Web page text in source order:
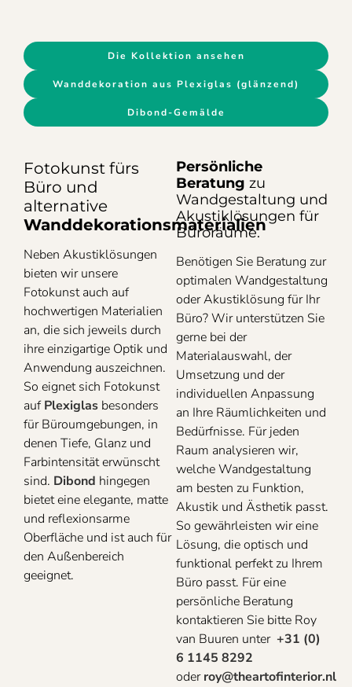
Die Kollektion ansehen
Wanddekoration aus Plexiglas (glänzend)
Dibond-Gemälde
Fotokunst fürs
Büro und
alternative
Wanddekorationsmaterialien
Neben Akustiklösungen
bieten wir unsere
Fotokunst auch auf
hochwertigen Materialien
an, die sich jeweils durch
ihre einzigartige Optik und
Anwendung auszeichnen.
So eignet sich Fotokunst
aufPlexiglasbesonders
für Büroumgebungen, in
denen Tiefe, Glanz und
Farbintensität erwünscht
sind. Dibond hingegen
bietet eine elegante, matte
und reflexionsarme
Oberfläche und ist auch für
den Außenbereich
geeignet.
Persönliche
Beratung zu
Wandgestaltung und
Akustiklösungen für
Büroräume.
Benötigen Sie Beratung zur
optimalen Wandgestaltung
oder Akustiklösung für Ihr
Büro? Wir unterstützen Sie
gerne bei der
Materialauswahl, der
Umsetzung und der
individuellen Anpassung
an Ihre Räumlichkeiten und
Bedürfnisse. Für jeden
Raum analysieren wir,
welche Wandgestaltung
am besten zu Funktion,
Akustik und Ästhetik passt.
So gewährleisten wir eine
Lösung, die optisch und
funktional perfekt zu Ihrem
Büro passt. Für eine
persönliche Beratung
kontaktieren Sie bitte Roy
van Buuren unter +31 (0)
6 1145 8292
oderroy@theartofinterior.nl